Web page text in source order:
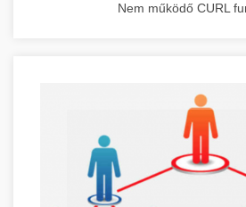
Nem működő CURL